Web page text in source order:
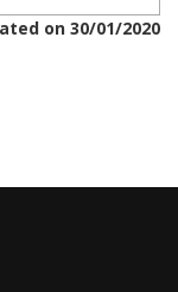
on 30/01/2020